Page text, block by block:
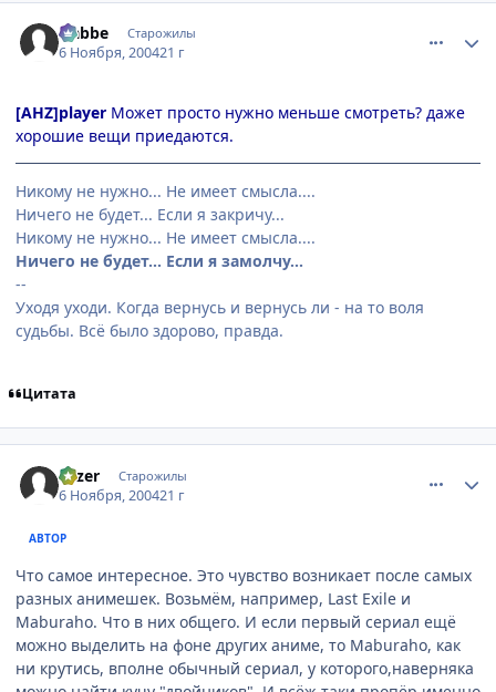
Nabbe Старожилы
6 Ноября, 200421 г
[AHZ]player Может просто нужно меньше смотреть? даже
хорошие вещи приедаются.
Никому не нужно... Не имеет смысла....
Ничего не будет... Если я закричу...
Никому не нужно... Не имеет смысла....
Ничего не будет... Если я замолчу...
--
Уходя уходи. Когда вернусь и вернусь ли - на то воля
судьбы. Всё было здорово, правда.
Цитата
Fazer Старожилы
6 Ноября, 200421 г
АВТОР
Что самое интересное. Это чувство возникает после самых
разных анимешек. Возьмём, например, Last Exile и
Maburaho. Что в них общего. И если первый сериал ещё
можно выделить на фоне других аниме, то Maburaho, как
ни крутись, вполне обычный сериал, у которого,наверняка